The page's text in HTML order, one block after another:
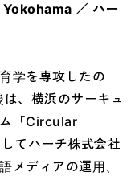
／ ハー
学を専攻したの
、横浜のサーキュ
「Circular
てハーチ株式会社
メディアの運用、